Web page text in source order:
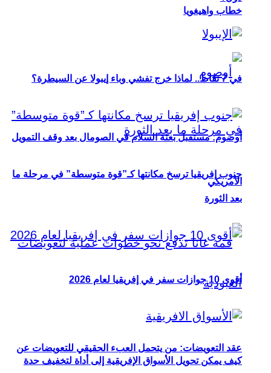
خطاب واهيغويا
أوصوم: مستقبل بعثة السلام في الصومال بعد وقف التمويل
الأمريكي
عقد التعويضات: من يتحمل العبء الحقيقي للتعويضات عن
في 7 نقاط.. لماذا خرج تفشي وباء إيبولا عن السيطرة؟
جنوب إفريقيا ترسخ مكانتها كـ”قوة متوسطة” في مرحلة ما
بعد الثورة
أقوى 10 جوازات سفر في إفريقيا لعام 2026
كيف يمكن تحويل الأسواق الإفريقية إلى أداة لتخفيف حدة